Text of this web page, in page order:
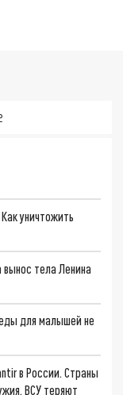
уничтожить
вынос тела Ленина
для малышей не
в России. Страны
ВСУ теряют